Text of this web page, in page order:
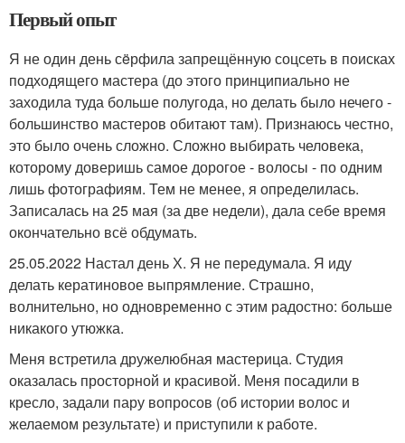
Первый опыт
Я не один день сëрфила запрещённую соцсеть в поисках
подходящего мастера (до этого принципиально не
заходила туда больше полугода, но делать было нечего -
большинство мастеров обитают там). Признаюсь честно,
это было очень сложно. Сложно выбирать человека,
которому доверишь самое дорогое - волосы - по одним
лишь фотографиям. Тем не менее, я определилась.
Записалась на 25 мая (за две недели), дала себе время
окончательно всё обдумать.
25.05.2022 Настал день Х. Я не передумала. Я иду
делать кератиновое выпрямление. Страшно,
волнительно, но одновременно с этим радостно: больше
никакого утюжка.
Меня встретила дружелюбная мастерица. Студия
оказалась просторной и красивой. Меня посадили в
кресло, задали пару вопросов (об истории волос и
желаемом результате) и приступили к работе.